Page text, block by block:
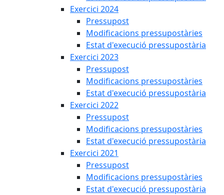
Exercici 2024
Pressupost
Modificacions pressupostàries
Estat d'execució pressupostària
Exercici 2023
Pressupost
Modificacions pressupostàries
Estat d'execució pressupostària
Exercici 2022
Pressupost
Modificacions pressupostàries
Estat d'execució pressupostària
Exercici 2021
Pressupost
Modificacions pressupostàries
Estat d'execució pressupostària